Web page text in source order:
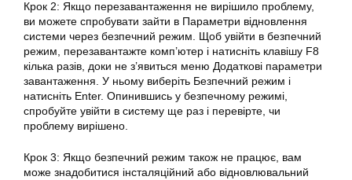
Крок 2: Якщо перезавантаження не вирішило проблему,
ви можете спробувати зайти в Параметри відновлення
системи через безпечний режим. Щоб увійти в безпечний
режим, перезавантажте комп’ютер і натисніть клавішу F8
кілька разів, доки не з’явиться меню Додаткові параметри
завантаження. У ньому виберіть Безпечний режим і
натисніть Enter. Опинившись у безпечному режимі,
спробуйте увійти в систему ще раз і перевірте, чи
проблему вирішено.
Крок 3: Якщо безпечний режим також не працює, вам
може знадобитися інсталяційний або відновлювальний